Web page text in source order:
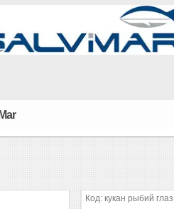
кукан рыбий глаз